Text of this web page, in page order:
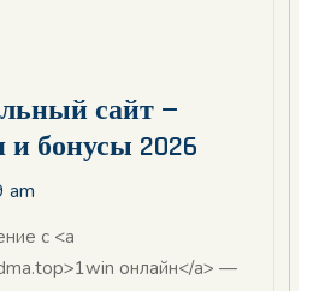
сайт —
и бонусы 2026
am
с <a
онлайн</a> —